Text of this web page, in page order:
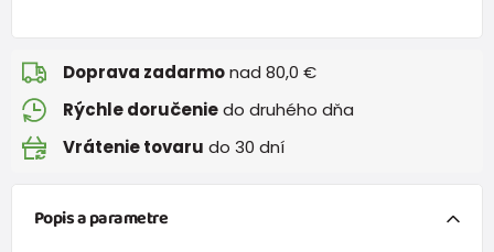
Doprava zadarmonad 80,0 €
Rýchle doručeniedo druhého dňa
Vrátenie tovaru do 30 dní
Popis a parametre